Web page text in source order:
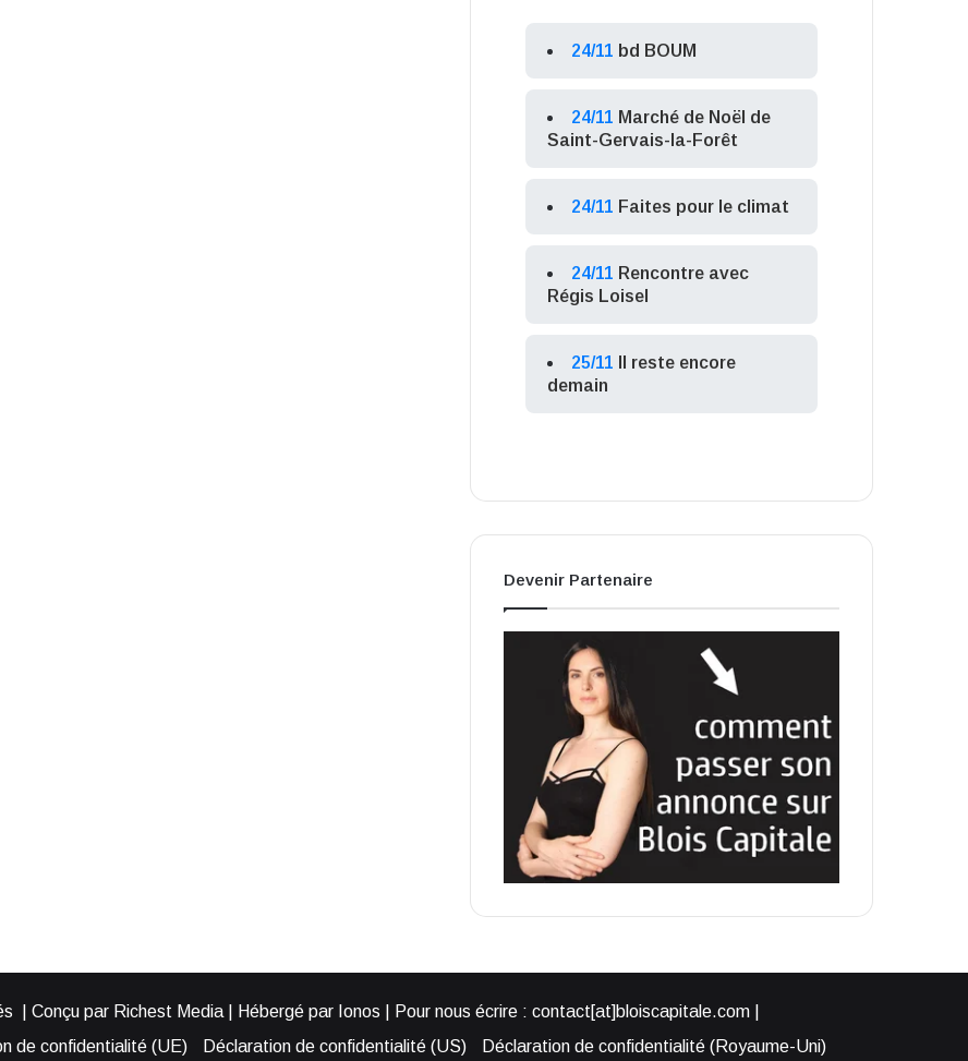
24/11 bd BOUM
24/11 Marché de Noël de
Saint-Gervais-la-Forêt
24/11 Faites pour le climat
24/11 Rencontre avec
Régis Loisel
25/11
Il reste encore
demain
Devenir Partenaire
| Conçu par Richest Media | Hébergé par Ionos | Pour nous écrire : contact[at]bloiscapitale.com |
de confidentialité (UE) Déclaration de confidentialité (US) Déclaration de confidentialité (Royaume-Uni)